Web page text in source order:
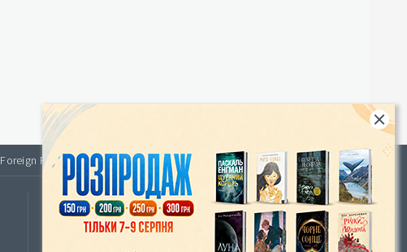
Foreign Rights |
Інтернет-магазин «Видавництво Богдан»:
46018, м. Тернопіль, А/С 529